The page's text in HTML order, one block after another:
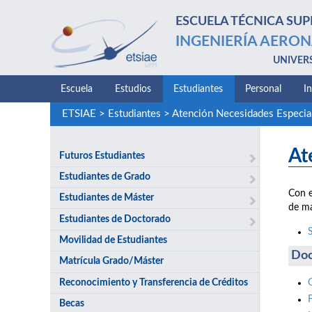
ESCUELA TÉCNICA
INGENIERÍA
Escuela Estudios Estudiantes Personal
ETSIAE > Estudiantes > Atención Necesidades
Futuros Estudiantes
Estudiantes de Grado
Estudiantes de Máster
Estudiantes de Doctorado
Movilidad de Estudiantes
Matrícula Grado/Máster
Reconocimiento y Transferencia de Créditos
Becas
Con
de